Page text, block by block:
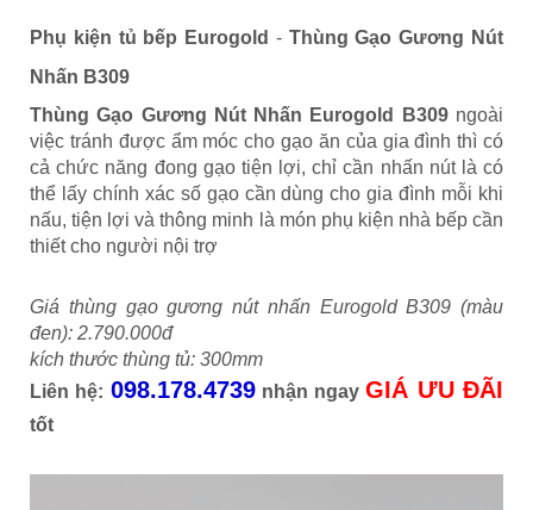
Phụ kiện tủ bếp Eurogold - Thùng Gạo Gương Nút
Nhấn B309
Thùng Gạo Gương Nút Nhấn Eurogold B309 ngoài
việc tránh được ẩm móc cho gạo ăn của gia đình thì có
cả chức năng đong gạo tiện lợi, chỉ cần nhấn nút là có
thể lấy chính xác số gạo cần dùng cho gia đình mỗi khi
nấu, tiện lợi và thông minh là món phụ kiện nhà bếp cần
thiết cho người nội trợ
Giá thùng gạo gương nút nhấn Eurogold B309 (màu
đen): 2.790.000đ
kích thước thùng tủ: 300mm
Liên hệ: 098.178.4739nhận ngayGIÁ ƯU ĐÃI
tốt